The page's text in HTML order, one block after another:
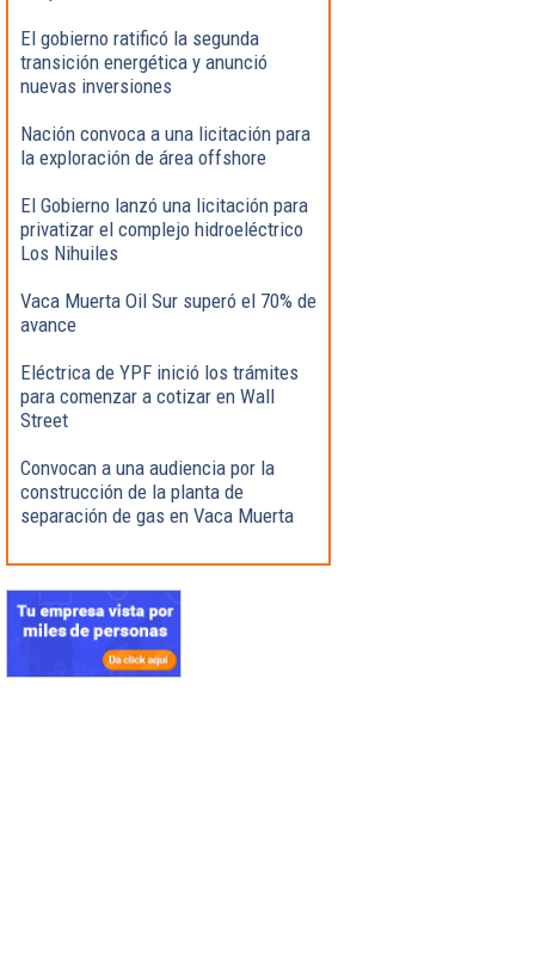
El gobierno ratificó la segunda
transición energética y anunció
nuevas inversiones
Nación convoca a una licitación para
la exploración de área offshore
El Gobierno lanzó una licitación para
privatizar el complejo hidroeléctrico
Los Nihuiles
Vaca Muerta Oil Sur superó el 70% de
avance
Eléctrica de YPF inició los trámites
para comenzar a cotizar en Wall
Street
Convocan a una audiencia por la
construcción de la planta de
separación de gas en Vaca Muerta